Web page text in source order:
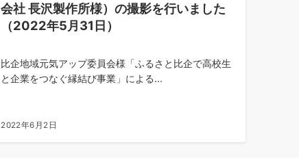
会社 長沢製作所様）の撮影を行いました
（2022年5月31日）
比企地域元気アップ委員会様「ふるさと比企で高校生
と企業をつなぐ縁結び事業」による...
2022年6月2日